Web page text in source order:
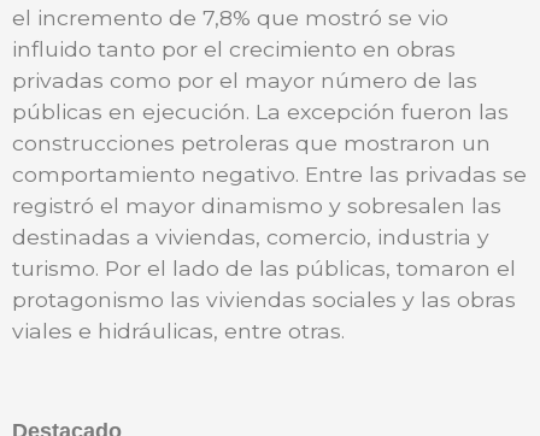
el incremento de 7,8% que mostró se vio
influido tanto por el crecimiento en obras
privadas como por el mayor número de las
públicas en ejecución. La excepción fueron las
construcciones petroleras que mostraron un
comportamiento negativo. Entre las privadas se
registró el mayor dinamismo y sobresalen las
destinadas a viviendas, comercio, industria y
turismo. Por el lado de las públicas, tomaron el
protagonismo las viviendas sociales y las obras
viales e hidráulicas, entre otras.
Destacado